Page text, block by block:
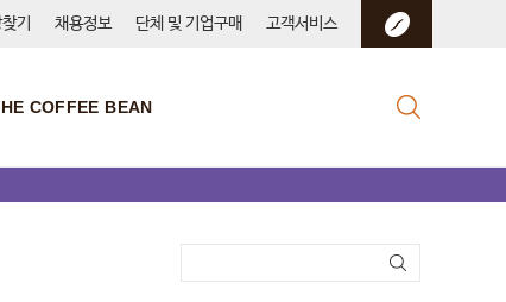
기 채용정보 단체 및 기업구매 고객서비스
COFFEE BEAN